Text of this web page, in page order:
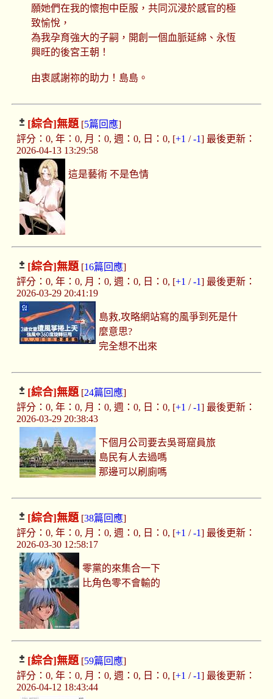
願她們在我的懷抱中臣服，共同沉浸於感官的極
致愉悅，
為我孕育強大的子嗣，開創一個血脈延綿、永恆
興旺的後宮王朝！
由衷感謝祢的助力！島島。
[綜合]無題[5篇回應]
評分：0, 年：0, 月：0, 週：0, 日：0, [+1 /-1] 最後更新：
2026-04-13 13:29:58
這是藝術 不是色情
[綜合]無題[16篇回應]
評分：0, 年：0, 月：0, 週：0, 日：0, [+1 /-1] 最後更新：
2026-03-29 20:41:19
島救,攻略網站寫的風爭到死是什
麼意思?
完全想不出來
[綜合]無題[24篇回應]
評分：0, 年：0, 月：0, 週：0, 日：0, [+1 /-1] 最後更新：
2026-03-29 20:38:43
下個月公司要去吳哥窟員旅
島民有人去過嗎
那邊可以刷廁嗎
[綜合]無題[38篇回應]
評分：0, 年：0, 月：0, 週：0, 日：0, [+1 /-1] 最後更新：
2026-03-30 12:58:17
零黨的來集合一下
比角色零不會輸的
[綜合]無題[59篇回應]
評分：0, 年：0, 月：0, 週：0, 日：0, [+1 /-1] 最後更新：
2026-04-12 18:43:44